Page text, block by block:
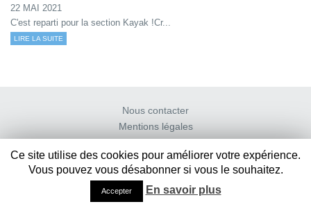
22 MAI 2021
C'est reparti pour la section Kayak !Cr...
LIRE LA SUITE
Nous contacter
Mentions légales
Ce site utilise des cookies pour améliorer votre expérience.
Vous pouvez vous désabonner si vous le souhaitez.
Accepter En savoir plus